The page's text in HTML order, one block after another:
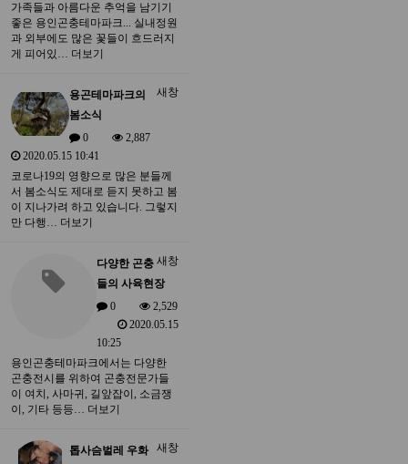
가족들과 아름다운 추억을 남기기
좋은 용인곤충테마파크... 실내정원
과 외부에도 많은 꽃들이 흐드러지
게 피어있… 더보기
새창
용곤테마파크의
봄소식
0
2,887
2020.05.15 10:41
코로나19의 영향으로 많은 분들께
서 봄소식도 제대로 듣지 못하고 봄
이 지나가려 하고 있습니다. 그렇지
만 다행… 더보기
새창
다양한 곤충
들의 사육현장
0
2,529
2020.05.15
10:25
용인곤충테마파크에서는 다양한
곤충전시를 위하여 곤충전문가들
이 여치, 사마귀, 길앞잡이, 소금쟁
이, 기타 등등… 더보기
새창
톱사슴벌레 우화